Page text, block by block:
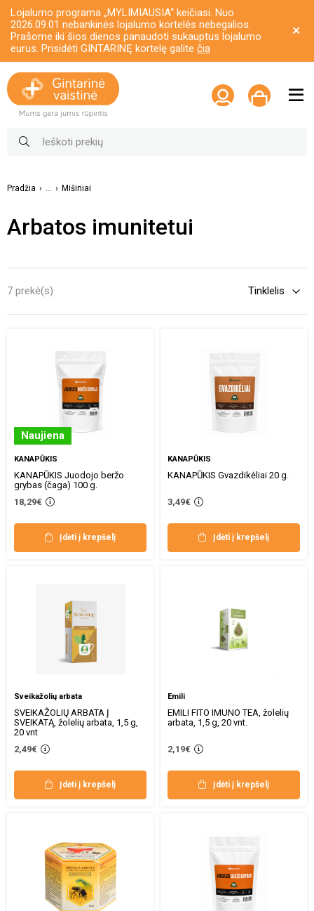
Lojalumo programa „MYLIMIAUSIA“ keičiasi. Nuo
2026.09.01 nebankinės lojalumo kortelės nebegalios.
Prašome iki šios dienos panaudoti sukauptus lojalumo
eurus. Prisidėti GINTARINĘ kortelę galite čia
Pradžia ... Mišiniai
Arbatos imunitetui
7 prekė(s)
Naujiena
KANAPŪKIS
KANAPŪKIS Juodojo beržo
grybas (čaga) 100 g.
18,29€
Įdėti į krepšelį
KANAPŪKIS
KANAPŪKIS Gvazdikėliai 20 g.
3,49€
Įdėti į krepšelį
Sveikažolių arbata
SVEIKAŽOLIŲ ARBATA Į
SVEIKATĄ, žolelių arbata, 1,5 g,
20 vnt
2,49€
Įdėti į krepšelį
Emili
EMILI FITO IMUNO TEA, žolelių
arbata, 1,5 g, 20 vnt.
2,19€
Įdėti į krepšelį